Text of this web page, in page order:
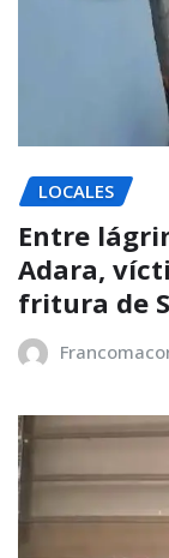
LOCALES
Entre
Adara,
fritura de